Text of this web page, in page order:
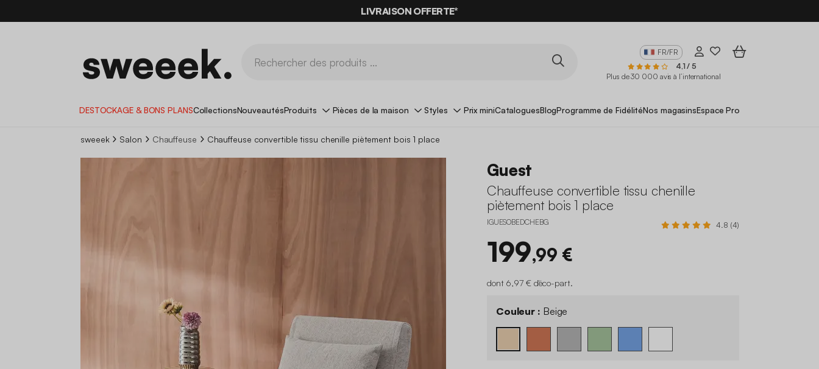
LIVRAISON OFFERTE*
FR/FR
4,1 / 5
Plus de 30 000 avis à l’international
DESTOCKAGE & BONS PLANSCollectionsNouveautésProduits Pièces de la maison Styles Prix miniCataloguesBlogProgramme de FidélitéNos magasinsEspace Pro
sweeek Salon Chauffeuse Chauffeuse convertible tissu chenille piètement bois 1 place
Guest
Chauffeuse convertible tissu chenille
piètement bois 1 place
IGUESOBEDCHEBG 4.8 (4)
199,99 €
dont 6,97 € d'éco-part.
Couleur : Beige